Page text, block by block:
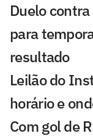
Duelo
para
resultado
Leilão do
horário e
Com gol de